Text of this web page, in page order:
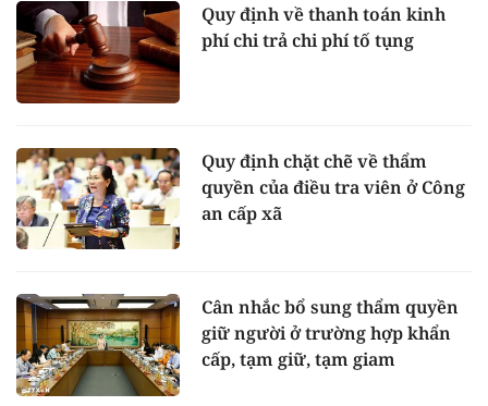
Quy định về thanh toán kinh
phí chi trả chi phí tố tụng
Quy định chặt chẽ về thẩm
quyền của điều tra viên ở Công
an cấp xã
Cân nhắc bổ sung thẩm quyền
giữ người ở trường hợp khẩn
cấp, tạm giữ, tạm giam